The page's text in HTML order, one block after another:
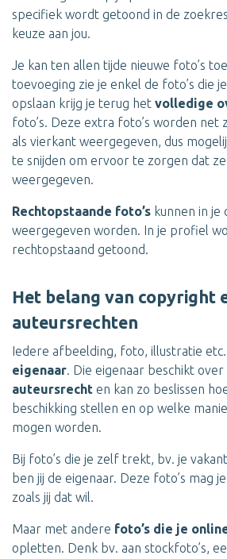
specifiek wordt getoond in de
keuze aan jou.
Je kan ten allen tijde nieuwe foto’s
toevoeging zie je enkel de foto’s die
opslaan krijg je terug het volledige
foto’s. Deze extra foto’s worden
als vierkant weergegeven, dus
te snijden om ervoor te zorgen dat
weergegeven.
Rechtopstaande foto’s kunnen in je
weergegeven worden. In je profiel
rechtopstaand getoond.
Het belang van copyright
auteursrechten
Iedere afbeelding, foto, illustratie
eigenaar. Die eigenaar beschikt
auteursrecht en kan zo beslissen
beschikking stellen en op welke
mogen worden.
Bij foto’s die je zelf trekt, bv. je
ben jij de eigenaar. Deze foto’s mag
zoals jij dat wil.
Maar met andere foto’s die je
opletten. Denk bv. aan stockfoto’s,